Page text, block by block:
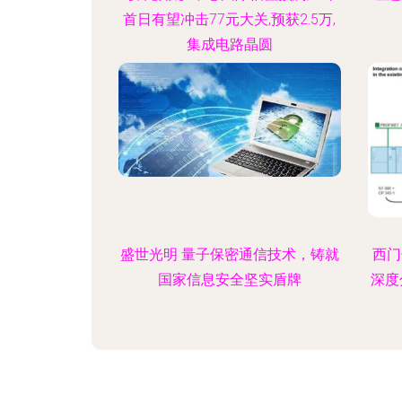
首日有望冲击77元大关,预获2.5万,
集成电路晶圆
盛世光明 量子保密通信技术，铸就
国家信息安全坚实盾牌
西
深